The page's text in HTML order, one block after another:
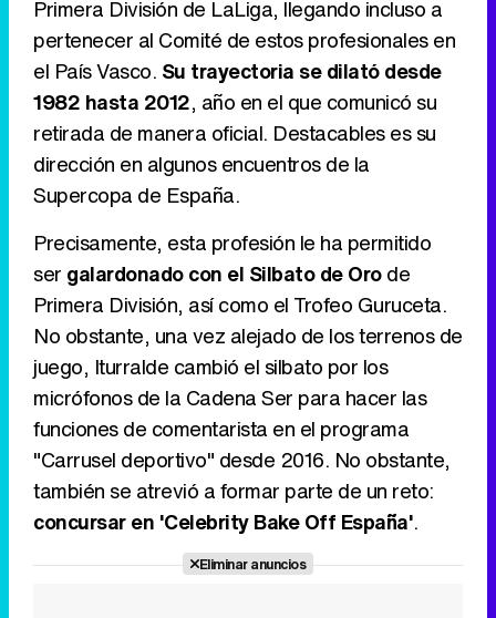
Tráiler en catalán de 'Ravalear', la nueva serie de HBO Max sobre los fondos buitre
Canción ganadora de Eurovisión 2026: DARA con "Bangaranga" por Bulgaria
Primera División de LaLiga, llegando incluso a
pertenecer al Comité de estos profesionales en
el País Vasco. Su trayectoria se dilató desde
1982 hasta 2012, año en el que comunicó su
retirada de manera oficial. Destacables es su
dirección en algunos encuentros de la
Supercopa de España.
Precisamente, esta profesión le ha permitido
ser galardonado con el Silbato de Orode
Primera División, así como el Trofeo Guruceta.
No obstante, una vez alejado de los terrenos de
juego, Iturralde cambió el silbato por los
micrófonos de la Cadena Ser para hacer las
funciones de comentarista en el programa
"Carrusel deportivo" desde 2016. No obstante,
también se atrevió a formar parte de un reto:
concursar en 'Celebrity Bake Off España'.
Eliminar anuncios